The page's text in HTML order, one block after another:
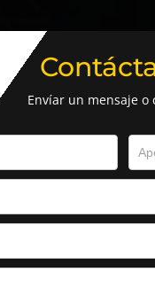
Envíar un mensaje o